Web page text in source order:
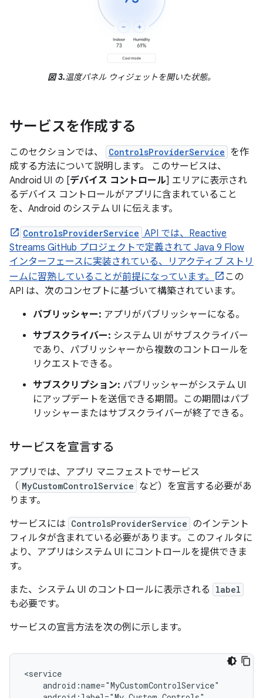
図 3.温度パネル ウィジェットを開いた状態。
サービスを作成する
このセクションでは、 ControlsProviderService を作
成する方法について説明します。 このサービスは、
Android UI の [デバイス コントロール] エリアに表示され
るデバイス コントロールがアプリに含まれていること
を、Android のシステム UI に伝えます。
ControlsProviderService API では、Reactive
Streams GitHub プロジェクトで定義されて Java 9 Flow
インターフェースに実装されている、リアクティブ ストリ
ームに習熟していることが前提になっています。
この
API は、次のコンセプトに基づいて構築されています。
パブリッシャー: アプリがパブリッシャーになる。
サブスクライバー: システム UI がサブスクライバー
であり、パブリッシャーから複数のコントロールを
リクエストできる。
サブスクリプション: パブリッシャーがシステム UI
にアップデートを送信できる期間。この期間はパブ
リッシャーまたはサブスクライバーが終了できる。
サービスを宣言する
アプリでは、アプリ マニフェストでサービス
（ MyCustomControlService など）を宣言する必要があ
ります。
サービスには ControlsProviderService のインテント
フィルタが含まれている必要があります。このフィルタに
より、アプリはシステム UI にコントロールを提供できま
す。
また、システム UI のコントロールに表示される
label
も必要です。
サービスの宣言方法を次の例に示します。